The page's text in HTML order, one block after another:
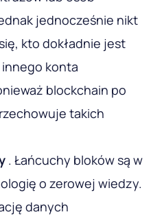
jednocześnie nikt
kto dokładnie jest
konta
blockchain po
takich
. Łańcuchy bloków są w
o zerowej wiedzy.
danych